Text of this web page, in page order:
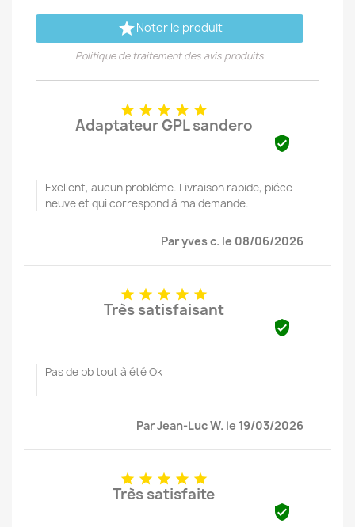
Noter le produit
Politique de traitement des avis produits
    
Adaptateur GPL sandero

Exellent, aucun probléme. Livraison rapide, piéce
neuve et qui correspond à ma demande.
Par yves c. le 08/06/2026
    
Très satisfaisant

Pas de pb tout à été Ok
Par Jean-Luc W. le 19/03/2026
    
Très satisfaite
